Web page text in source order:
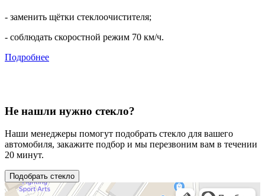
- заменить щётки стеклоочистителя;
- соблюдать скоростной режим 70 км/ч.
Подробнее
Не нашли нужно стекло?
Наши менеджеры помогут подобрать стекло для вашего
автомобиля, закажите подбор и мы перезвоним вам в течении
20 минут.
Подобрать стекло